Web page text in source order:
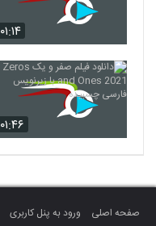
۰۱:۱۴
۰۱:۴۶
صفحه اصلی ورود به پنل کاربری